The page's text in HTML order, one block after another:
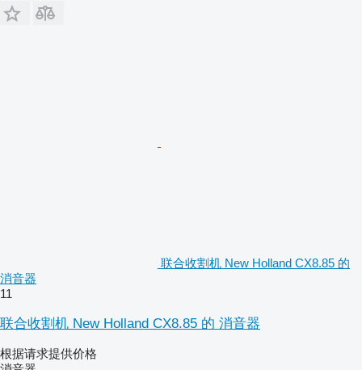
联合收割机 New Holland CX8.85 的
消音器
11
联合收割机 New Holland CX8.85 的 消音器
根据请求提供价格